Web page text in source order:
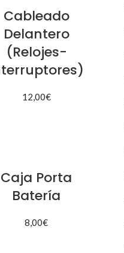
Cableado
Delantero
(Relojes-
12,00€
Caja Porta
Batería
8,00€